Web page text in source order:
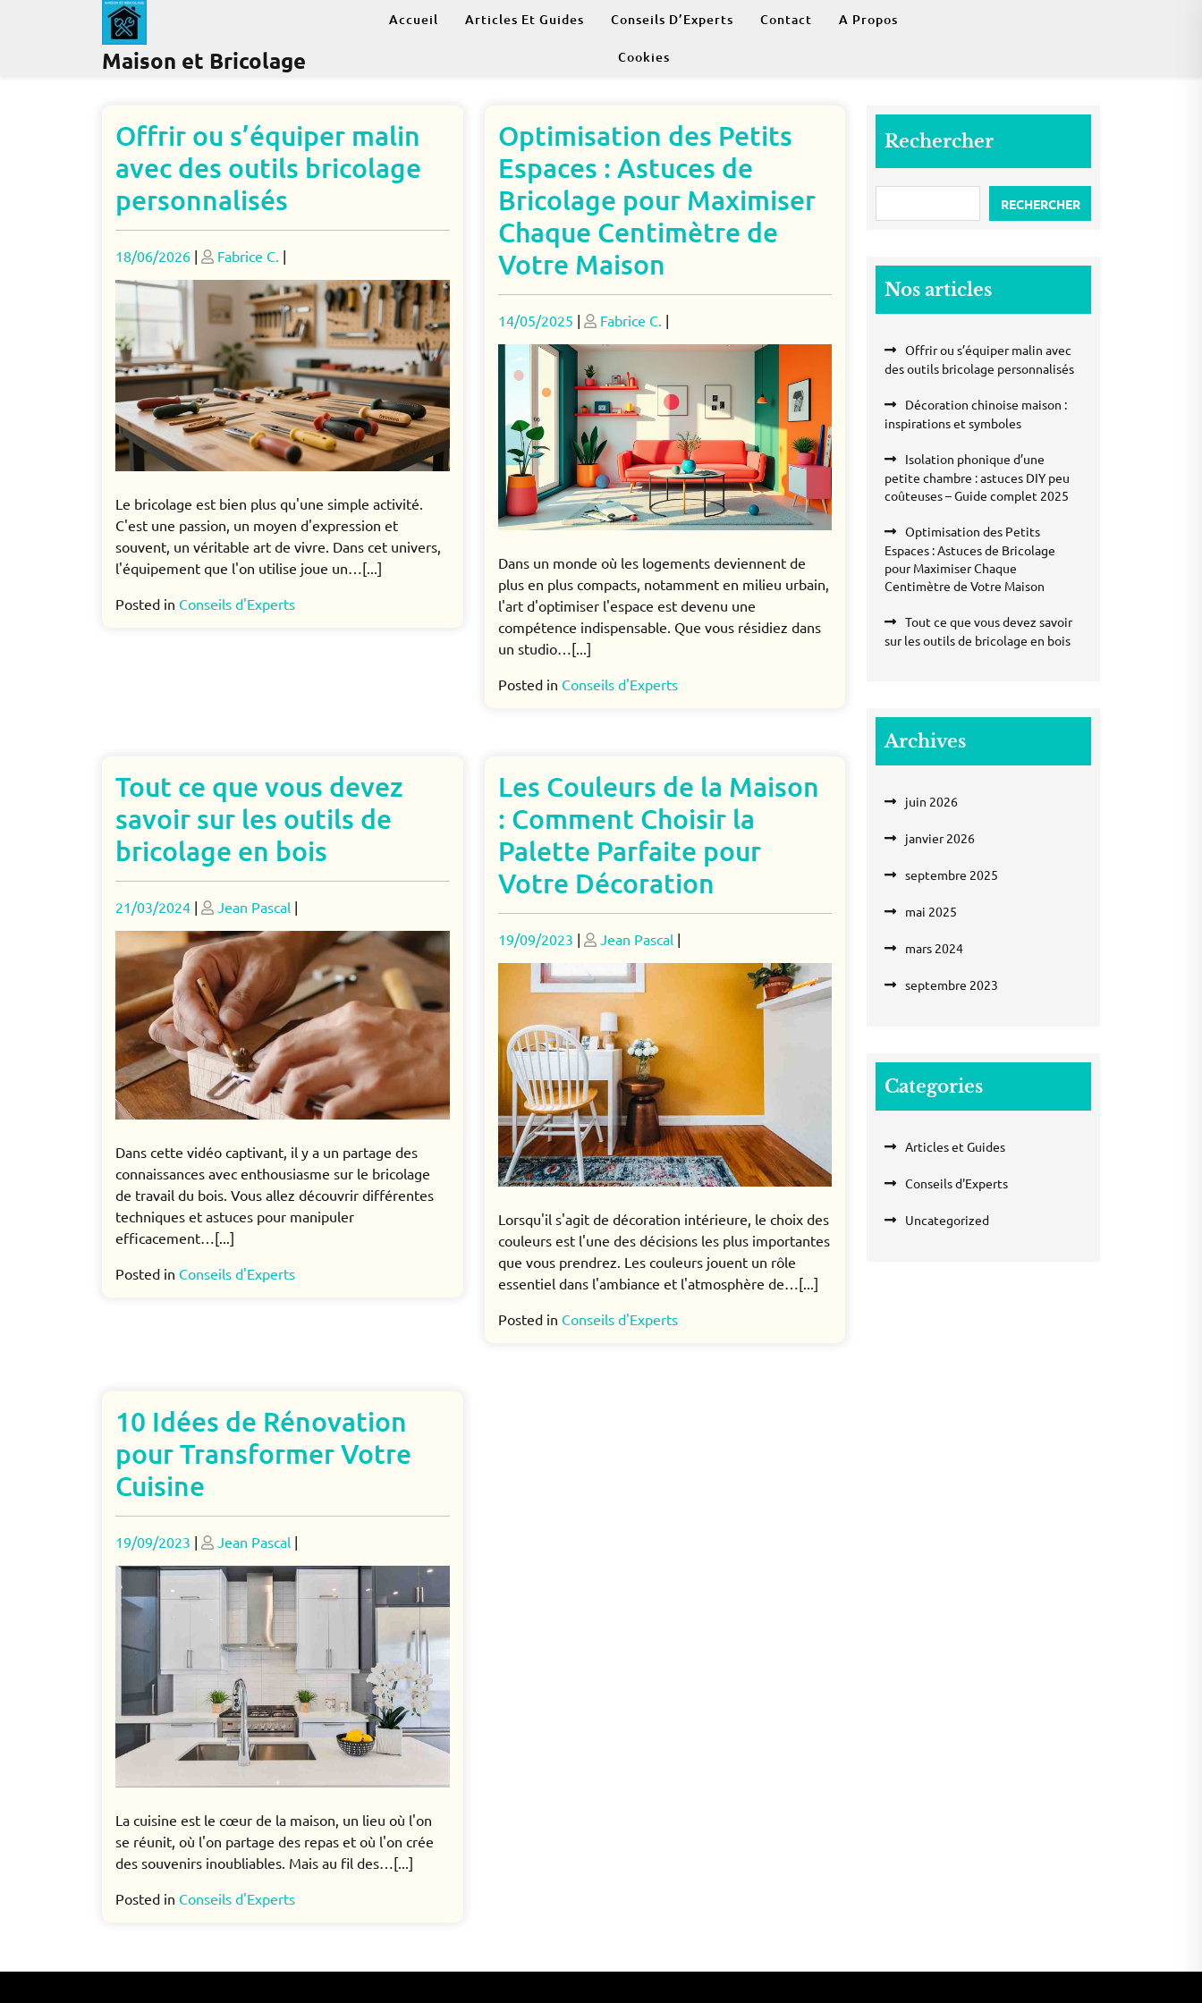
Maison et Bricolage
Accueil Articles Et Guides Conseils D’Experts Contact A Propos
Cookies
Offrir ou s’équiper malin
avec des outils bricolage
personnalisés
Posted
on
18/06/2026 | Posted
on
Fabrice C. |
Le bricolage est bien plus qu'une simple activité.
C'est une passion, un moyen d'expression et
souvent, un véritable art de vivre. Dans cet univers,
l'équipement que l'on utilise joue un…[...]
Posted in Conseils d'Experts
Optimisation des Petits
Espaces : Astuces de
Bricolage pour Maximiser
Chaque Centimètre de
Votre Maison
Posted
on
14/05/2025 | Posted
on
Fabrice C. |
Dans un monde où les logements deviennent de
plus en plus compacts, notamment en milieu urbain,
l'art d'optimiser l'espace est devenu une
compétence indispensable. Que vous résidiez dans
un studio…[...]
Posted in Conseils d'Experts
Tout ce que vous devez
savoir sur les outils de
bricolage en bois
Posted
on
21/03/2024 | Posted
on
Jean Pascal |
Dans cette vidéo captivant, il y a un partage des
connaissances avec enthousiasme sur le bricolage
de travail du bois. Vous allez découvrir différentes
techniques et astuces pour manipuler
efficacement…[...]
Posted in Conseils d'Experts
Les Couleurs de la Maison
: Comment Choisir la
Palette Parfaite pour
Votre Décoration
Posted
on
19/09/2023 | Posted
Jean Pascal|
Lorsqu'il s'agit de décoration intérieure, le choix des
couleurs est l'une des décisions les plus importantes
que vous prendrez. Les couleurs jouent un rôle
essentiel dans l'ambiance et l'atmosphère de…[...]
Posted in Conseils d'Experts
10 Idées de Rénovation
pour Transformer Votre
Cuisine
Posted
on
19/09/2023 | Posted
on
Jean Pascal |
La cuisine est le cœur de la maison, un lieu où l'on
se réunit, où l'on partage des repas et où l'on crée
des souvenirs inoubliables. Mais au fil des…[...]
Posted in Conseils d'Experts
Rechercher
RECHERCHER
Nos articles
Offrir ou s’équiper malin avec
des outils bricolage personnalisés
Décoration chinoise maison :
inspirations et symboles
Isolation phonique d’une
petite chambre : astuces DIY peu
coûteuses – Guide complet 2025
Optimisation des Petits
Espaces : Astuces de Bricolage
pour Maximiser Chaque
Centimètre de Votre Maison
Tout ce que vous devez savoir
sur les outils de bricolage en bois
Archives
juin 2026
janvier 2026
septembre 2025
mai 2025
mars 2024
septembre 2023
Categories
Articles et Guides
Conseils d'Experts
Uncategorized